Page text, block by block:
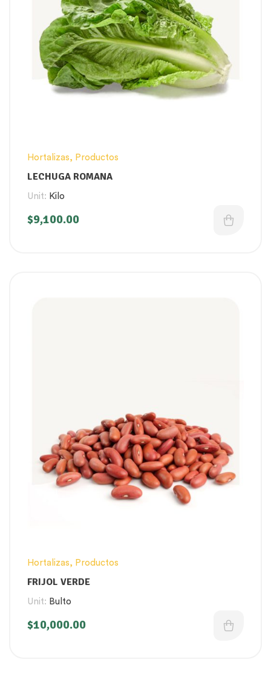
Hortalizas, Productos
LECHUGA ROMANA
Unit: Kilo
$9,100.00
Hortalizas, Productos
FRIJOL VERDE
Unit: Bulto
$10,000.00